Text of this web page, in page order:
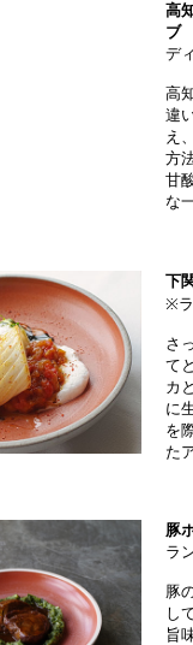
高
ブ
デ
高
違
え
方
甘
な
下
※ラ
さ
て
カ
に
を
た
豚
ラ
豚
し
旨